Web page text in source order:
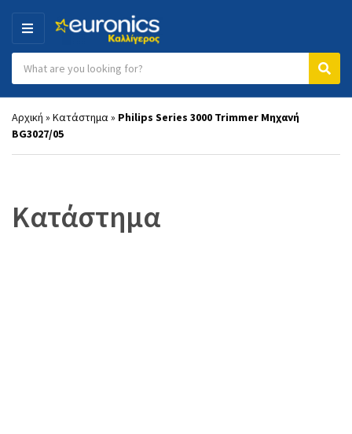
MENU
Category name
Αρχική » Κατάστημα» Philips Series 3000 Trimmer Μηχανή
BG3027/05
Κατάστημα